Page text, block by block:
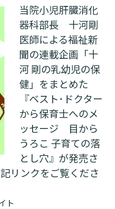
項
プ
つ
当院小児肝臓消化
器科部長 十河剛
医師による福祉新
聞の連載企画「十
河 剛の乳幼児の保
健」をまとめた
『ベスト･ドクター
から保育士へのメ
ッセージ 目から
うろこ 子育ての落
とし穴』が発売さ
リンクをご覧くださ
ト